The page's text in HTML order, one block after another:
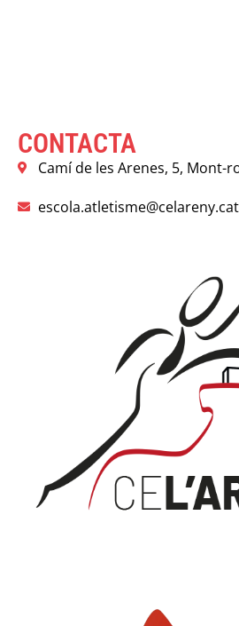
CONTACTA
Camí de les Arenes, 5, Mont-
escola.atletisme@celareny.cat